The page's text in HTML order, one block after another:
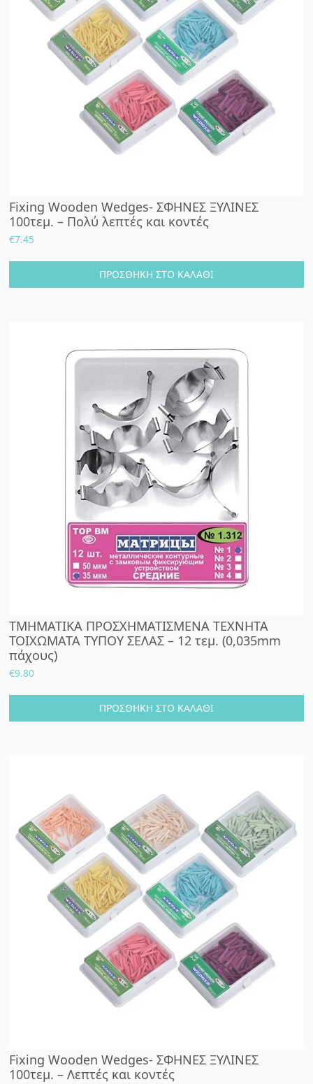
Fixing Wooden Wedges- ΣΦΗΝΕΣ ΞΥΛΙΝΕΣ
100τεμ. – Πολύ λεπτές και κοντές
€7.45
ΠΡΟΣΘΉΚΗ ΣΤΟ ΚΑΛΆΘΙ
ΤΜΗΜΑΤΙΚΑ ΠΡΟΣΧΗΜΑΤΙΣΜΕΝΑ ΤΕΧΝΗΤΑ
ΤΟΙΧΩΜΑΤΑ ΤΥΠΟΥ ΣΕΛΑΣ – 12 τεμ. (0,035mm
πάχους)
€9.80
ΠΡΟΣΘΉΚΗ ΣΤΟ ΚΑΛΆΘΙ
Fixing Wooden Wedges- ΣΦΗΝΕΣ ΞΥΛΙΝΕΣ
100τεμ. – Λεπτές και κοντές